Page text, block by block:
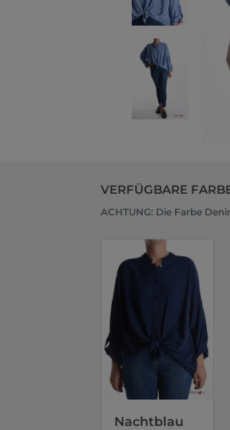
VERFÜGBARE
ACHTUNG: Die Farbe
Nachtblau